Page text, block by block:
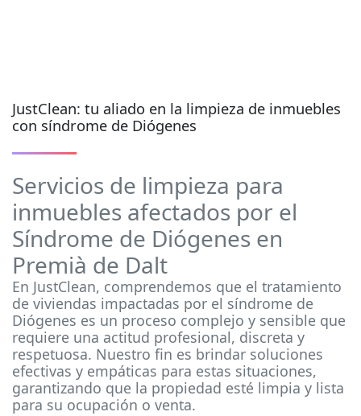
JustClean: tu aliado en la limpieza de inmuebles
con síndrome de Diógenes
Servicios de limpieza para
inmuebles afectados por el
Síndrome de Diógenes en
Premià de Dalt
En JustClean, comprendemos que el tratamiento
de viviendas impactadas por el síndrome de
Diógenes es un proceso complejo y sensible que
requiere una actitud profesional, discreta y
respetuosa. Nuestro fin es brindar soluciones
efectivas y empáticas para estas situaciones,
garantizando que la propiedad esté limpia y lista
para su ocupación o venta.